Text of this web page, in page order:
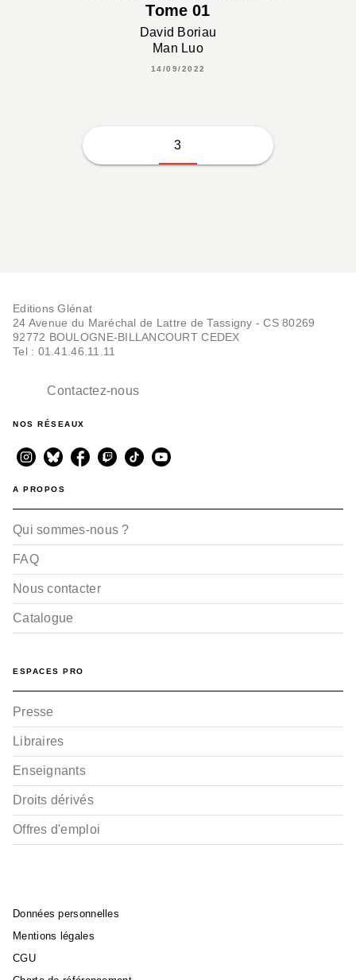
Tome 01
David Boriau
Man Luo
14/09/2022
3
Editions Glénat
24 Avenue du Maréchal de Lattre de Tassigny - CS 80269
92772 BOULOGNE-BILLANCOURT CEDEX
Tel : 01.41.46.11.11
Contactez-nous
NOS RÉSEAUX
A PROPOS
Qui sommes-nous ?
FAQ
Nous contacter
Catalogue
ESPACES PRO
Presse
Libraires
Enseignants
Droits dérivés
Offres d'emploi
Données personnelles
Mentions légales
CGU